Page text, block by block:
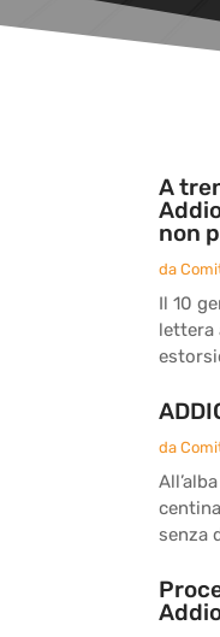
A
non
da
Il 10
lettera
da
senza